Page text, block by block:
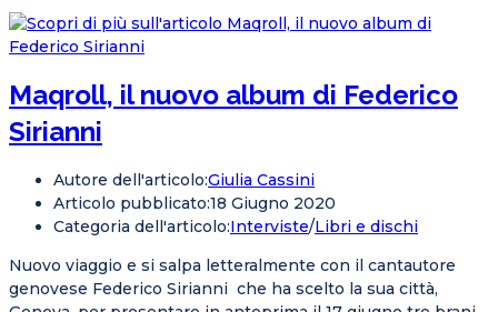
Maqroll, il nuovo album di Federico
Sirianni
Autore dell'articolo:Giulia Cassini
Articolo pubblicato:18 Giugno 2020
Categoria dell'articolo:Interviste/Libri e dischi
Nuovo viaggio e si salpa letteralmente con il cantautore
genovese Federico Sirianni che ha scelto la sua città,